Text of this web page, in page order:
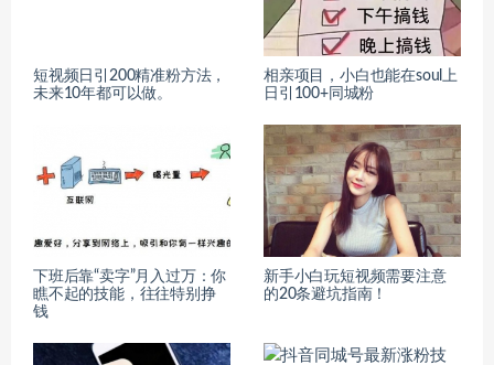
短视频日引200精准粉方法，
未来10年都可以做。
相亲项目，小白也能在soul上
日引100+同城粉
下班后靠“卖字”月入过万：你
瞧不起的技能，往往特别挣
钱
新手小白玩短视频需要注意
的20条避坑指南！